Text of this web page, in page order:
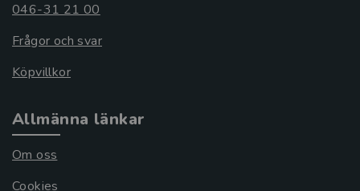
046-31 21 00
Frågor och svar
Köpvillkor
Allmänna länkar
Om oss
Cookies